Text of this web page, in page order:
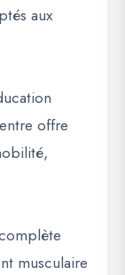
aux
offre
musculaire